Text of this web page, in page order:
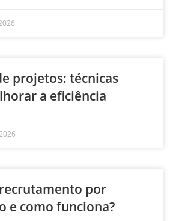
projetos: técnicas
a eficiência
por
e como funciona?